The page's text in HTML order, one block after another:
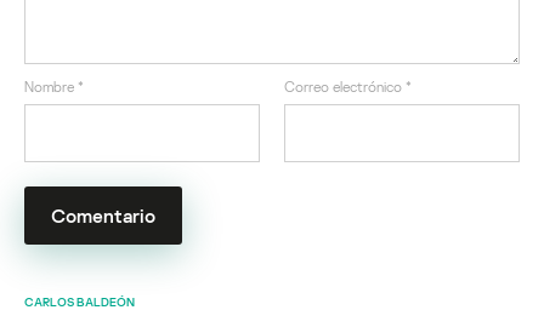
Nombre * Correo electrónico *
CARLOS BALDEÓN